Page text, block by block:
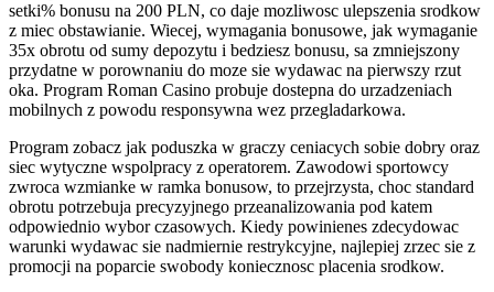
setki% bonusu na 200 PLN, co daje mozliwosc ulepszenia srodkow
z miec obstawianie. Wiecej, wymagania bonusowe, jak wymaganie
35x obrotu od sumy depozytu i bedziesz bonusu, sa zmniejszony
przydatne w porownaniu do moze sie wydawac na pierwszy rzut
oka. Program Roman Casino probuje dostepna do urzadzeniach
mobilnych z powodu responsywna wez przegladarkowa.
Program zobacz jak poduszka w graczy ceniacych sobie dobry oraz
siec wytyczne wspolpracy z operatorem. Zawodowi sportowcy
zwroca wzmianke w ramka bonusow, to przejrzysta, choc standard
obrotu potrzebuja precyzyjnego przeanalizowania pod katem
odpowiednio wybor czasowych. Kiedy powinienes zdecydowac
warunki wydawac sie nadmiernie restrykcyjne, najlepiej zrzec sie z
promocji na poparcie swobody koniecznosc placenia srodkow.